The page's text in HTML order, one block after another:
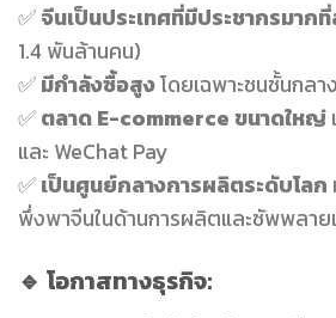
✅จีนเป็นประเทศที่มีประชากรมาก
1.4 พันล้านคน)
✅มีกำลังซื้อสูงโดยเฉพาะชนชั้นกลา
✅ตลาด E-commerce ขนาดใหญ่
และ WeChat Pay
✅เป็นศูนย์กลางการผลิตระดับโลก
พึ่งพาจีนในด้านการผลิตและซัพพลาย
🔹 โอกาสทางธุรกิจ: